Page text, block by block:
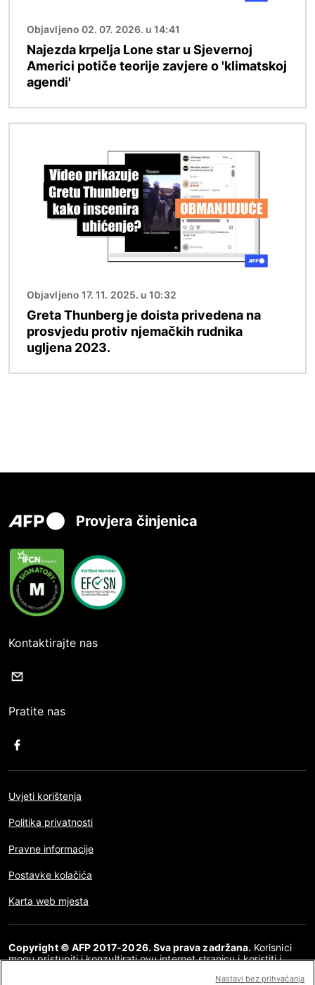
Objavljeno 02. 07. 2026. u 14:41
Najezda krpelja Lone star u Sjevernoj
Americi potiče teorije zavjere o 'klimatskoj
agendi'
Objavljeno 17. 11. 2025. u 10:32
Greta Thunberg je doista privedena na
prosvjedu protiv njemačkih rudnika
ugljena 2023.
Provjera činjenica
Kontaktirajte nas
Pratite nas
Uvjeti korištenja
Politika privatnosti
Pravne informacije
Postavke kolačića
Karta web mjesta
Copyright © AFP 2017-2026. Sva prava zadržana. Korisnici
mogu pristupiti i konzultirati ovu internet stranicu i koristiti i
kakva druga uporaba, posebno bilo kakva vrsta reproduciranja,
Nastavi bez prihvaćanja